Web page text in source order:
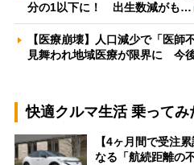
分の1以下に！ 出生数減がも…
【医療崩壊】人口減少で「医師
見舞われ地域医療が限界に 今
快適クルマ生活 乗ってみ
【4ヶ月間で受注
なる「航続距離の